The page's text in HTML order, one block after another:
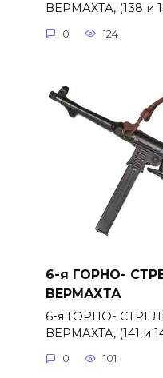
ВЕРМАХТА, (138 и
0 124
6-я ГОРНО-
ВЕРМАХТА
6-я ГОРНО-
ВЕРМАХТА, (141 и
0 101